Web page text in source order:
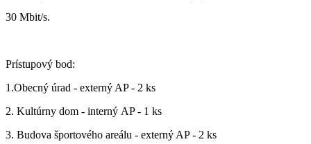
30 Mbit/s.
Prístupový bod:
1.Obecný úrad - externý AP - 2 ks
2. Kultúrny dom - interný AP - 1 ks
3. Budova športového areálu - externý AP - 2 ks